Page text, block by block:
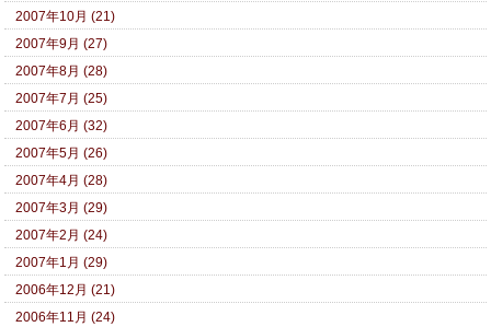
2007年10月 (21)
2007年9月 (27)
2007年8月 (28)
2007年7月 (25)
2007年6月 (32)
2007年5月 (26)
2007年4月 (28)
2007年3月 (29)
2007年2月 (24)
2007年1月 (29)
2006年12月 (21)
2006年11月 (24)